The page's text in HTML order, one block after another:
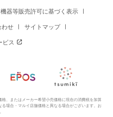
器等販売許可に基づく表示
わせ サイトマップ
ビス
、またはメーカー希望小売価格に現在の消費税を加算
場合・マルイ店舗価格と異なる場合がございます。お